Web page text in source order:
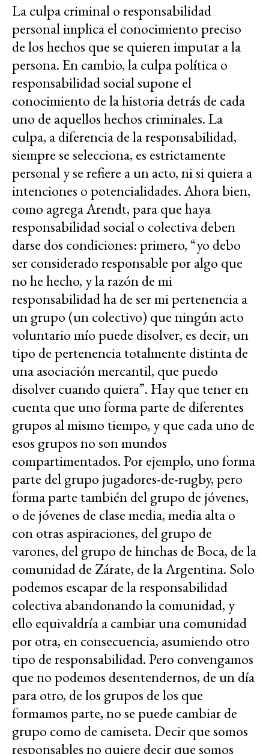
La culpa criminal o responsabilidad
personal implica el conocimiento preciso
de los hechos que se quieren imputar a la
persona. En cambio, la culpa política o
responsabilidad social supone el
conocimiento de la historia detrás de cada
uno de aquellos hechos criminales. La
culpa, a diferencia de la responsabilidad,
siempre se selecciona, es estrictamente
personal y se refiere a un acto, ni si quiera a
intenciones o potencialidades. Ahora bien,
como agrega Arendt, para que haya
responsabilidad social o colectiva deben
darse dos condiciones: primero, “yo debo
ser considerado responsable por algo que
no he hecho, y la razón de mi
responsabilidad ha de ser mi pertenencia a
un grupo (un colectivo) que ningún acto
voluntario mío puede disolver, es decir, un
tipo de pertenencia totalmente distinta de
una asociación mercantil, que puedo
disolver cuando quiera”. Hay que tener en
cuenta que uno forma parte de diferentes
grupos al mismo tiempo, y que cada uno de
esos grupos no son mundos
compartimentados. Por ejemplo, uno forma
parte del grupo jugadores-de-rugby, pero
forma parte también del grupo de jóvenes,
o de jóvenes de clase media, media alta o
con otras aspiraciones, del grupo de
varones, del grupo de hinchas de Boca, de la
comunidad de Zárate, de la Argentina. Solo
podemos escapar de la responsabilidad
colectiva abandonando la comunidad, y
ello equivaldría a cambiar una comunidad
por otra, en consecuencia, asumiendo otro
tipo de responsabilidad. Pero convengamos
que no podemos desentendernos, de un día
para otro, de los grupos de los que
formamos parte, no se puede cambiar de
grupo como de camiseta. Decir que somos
responsables no quiere decir que somos